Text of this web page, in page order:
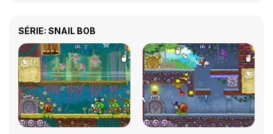
SÉRIE: SNAIL BOB